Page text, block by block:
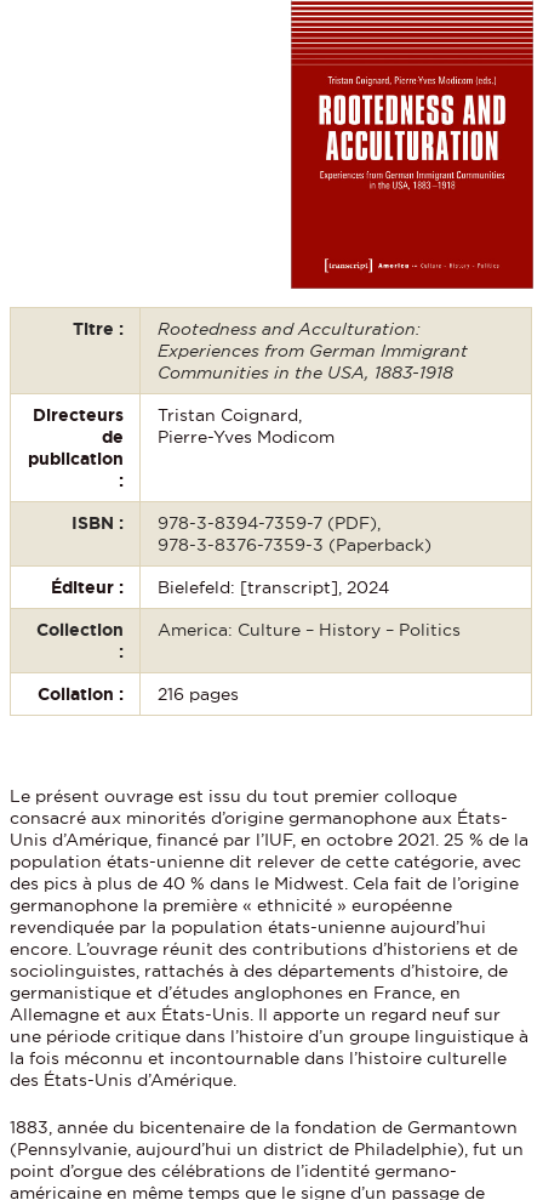
Titre :
Rootedness and Acculturation:
Experiences from German Immigrant
Communities in the USA, 1883-1918
Directeurs
de
publication
:
Tristan Coignard,
Pierre-Yves Modicom
ISBN :
978-3-8394-7359-7 (PDF),
978-3-8376-7359-3 (Paperback)
Éditeur : Bielefeld: [transcript], 2024
Collection
:
America: Culture – History – Politics
Collation : 216 pages
Le présent ouvrage est issu du tout premier colloque
consacré aux minorités d’origine germanophone aux États-
Unis d’Amérique, financé par l’IUF, en octobre 2021. 25 % de la
population états-unienne dit relever de cette catégorie, avec
des pics à plus de 40 % dans le Midwest. Cela fait de l’origine
germanophone la première « ethnicité » européenne
revendiquée par la population états-unienne aujourd’hui
encore. L’ouvrage réunit des contributions d’historiens et de
sociolinguistes, rattachés à des départements d’histoire, de
germanistique et d’études anglophones en France, en
Allemagne et aux États-Unis. Il apporte un regard neuf sur
une période critique dans l’histoire d’un groupe linguistique à
la fois méconnu et incontournable dans l’histoire culturelle
des États-Unis d’Amérique.
1883, année du bicentenaire de la fondation de Germantown
(Pennsylvanie, aujourd’hui un district de Philadelphie), fut un
point d’orgue des célébrations de l’identité germano-
américaine en même temps que le signe d’un passage de